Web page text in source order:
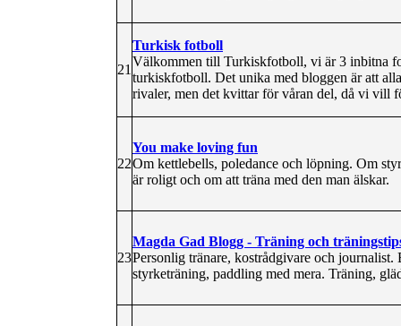
21
Turkisk fotboll
Välkommen till Turkiskfotboll, vi är 3 inbitna
turkiskfotboll. Det unika med bloggen är att
rivaler, men det kvittar för våran del, då vi vill
22
You make loving fun
Om kettlebells, poledance och löpning. Om
är roligt och om att träna med den man älskar.
23
Magda Gad Blogg - Träning och
Personlig tränare, kostrådgivare och
styrketräning, paddling med mera. Träning,